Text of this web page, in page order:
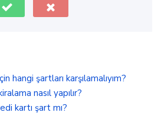
hangi şartları karşılamalıyım?
nasıl yapılır?
kartı şart mı?